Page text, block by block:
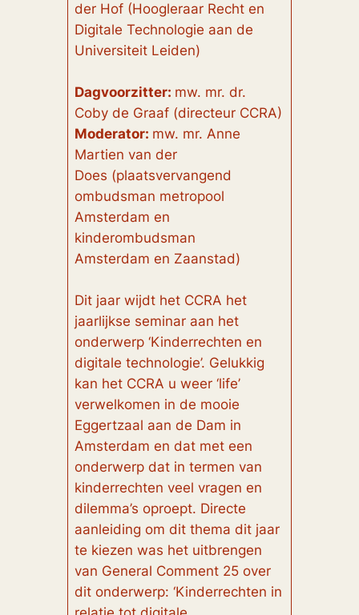
der Hof (Hoogleraar Recht en
Digitale Technologie aan de
Universiteit Leiden)
Dagvoorzitter: mw. mr. dr.
Coby de Graaf (directeur CCRA)
Moderator: mw. mr. Anne
Martien van der
Does (plaatsvervangend
ombudsman metropool
Amsterdam en
kinderombudsman
Amsterdam en Zaanstad)
Dit jaar wijdt het CCRA het
jaarlijkse seminar aan het
onderwerp ‘Kinderrechten en
digitale technologie’. Gelukkig
kan het CCRA u weer ‘life’
verwelkomen in de mooie
Eggertzaal aan de Dam in
Amsterdam en dat met een
onderwerp dat in termen van
kinderrechten veel vragen en
dilemma’s oproept. Directe
aanleiding om dit thema dit jaar
te kiezen was het uitbrengen
van General Comment 25 over
dit onderwerp: ‘Kinderrechten in